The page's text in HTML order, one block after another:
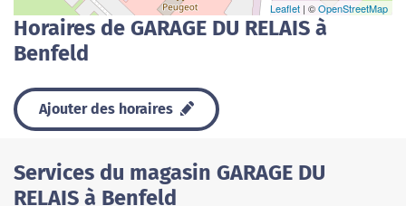
Leaflet | ©OpenStreetMap
Horaires de GARAGE DU RELAIS à
Benfeld
Ajouter des horaires
Services du magasin GARAGE DU
RELAIS à Benfeld